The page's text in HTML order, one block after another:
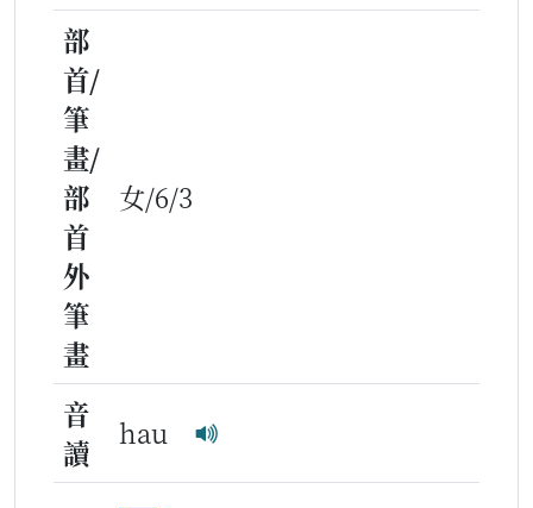
部
首/
筆
畫/
部
首
外
筆
畫
女/6/3
音
讀
hau